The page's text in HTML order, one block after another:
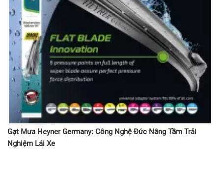
Gạt Mưa Heyner Germany: Công Nghệ Đức Nâng Tầm Trải
Nghiệm Lái Xe